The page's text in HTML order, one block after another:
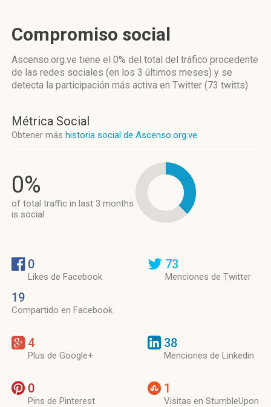
Compromiso social
Ascenso.org.ve tiene el 0% del total del tráfico procedente
de las redes sociales (en los 3 últimos meses) y se
detecta la participación más activa en Twitter (73 twitts)
Métrica Social
Obtener más historia social de Ascenso.org.ve
0%
of total traffic in last 3 months
is social
0
Likes de Facebook
19
Compartido en Facebook
73
Menciones de Twitter
4
Plus de Google+
38
Menciones de Linkedin
0
Pins de Pinterest
1
Visitas en StumbleUpon